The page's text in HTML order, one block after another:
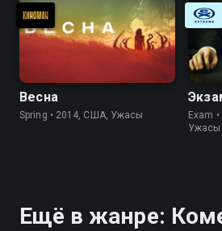
Весна
Spring • 2014, США, Ужасы
Exam
Ужасы
Ещё в жанре: